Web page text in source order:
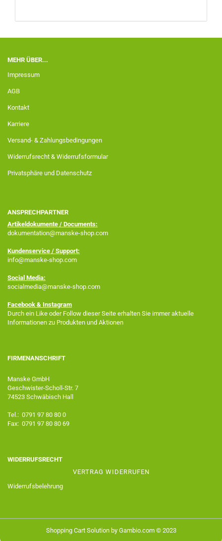
MEHR ÜBER...
Impressum
AGB
Kontakt
Karriere
Versand- & Zahlungsbedingungen
Widerrufsrecht & Widerrufsformular
Privatsphäre und Datenschutz
ANSPRECHPARTNER
Artikeldokumente / Documents:
dokumentation@manske-shop.com
Kundenservice / Support:
info@manske-shop.com
Social Media:
socialmedia@manske-shop.com
Facebook & Instagram
Durch ein Like oder Follow dieser Seite erhalten Sie immer aktuelle
Informationen zu Produkten und Aktionen
FIRMENANSCHRIFT
Manske GmbH
Geschwister-Scholl-Str. 7
74523 Schwäbisch Hall
Tel.: 0791 97 80 80 0
Fax: 0791 97 80 80 69
WIDERRUFSRECHT
VERTRAG WIDERRUFEN
Widerrufsbelehrung
Shopping Cart Solutionby Gambio.com © 2023